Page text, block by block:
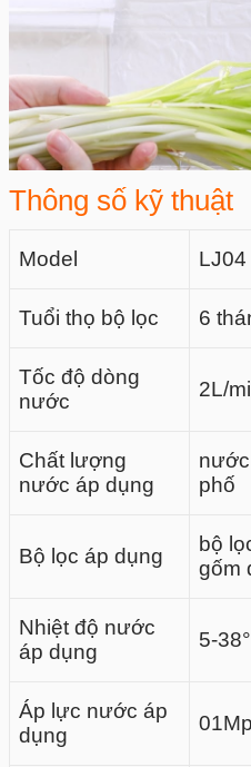
Thông số kỹ thuật
Model LJ04
Tuổi thọ bộ lọc 6
Tốc độ dòng
nước
2L/
Chất lượng
nước áp dụng
phố
Bộ lọc áp dụng
bộ
gốm
Nhiệt độ nước
áp dụng
5-
Áp lực nước áp
dụng